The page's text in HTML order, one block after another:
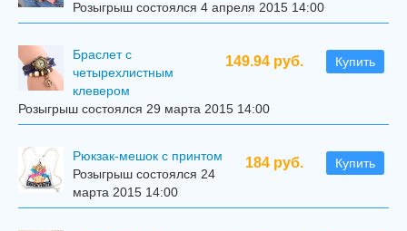
Розыгрыш состоялся 4 апреля 2015 14:00
149.94 руб. Купить
Браслет с
четырехлистным
клевером
Розыгрыш состоялся 29 марта 2015 14:00
184 руб. Купить
Рюкзак-мешок с принтом
Розыгрыш состоялся 24
марта 2015 14:00